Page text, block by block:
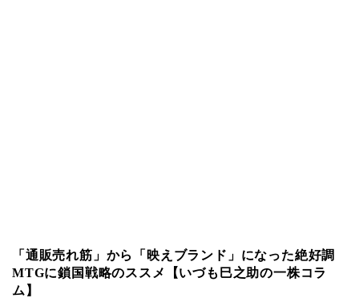
「通販売れ筋」から「映えブランド」になった絶好調
MTGに鎖国戦略のススメ【いづも巳之助の一株コラ
ム】